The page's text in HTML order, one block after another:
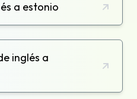
a estonio
inglés a